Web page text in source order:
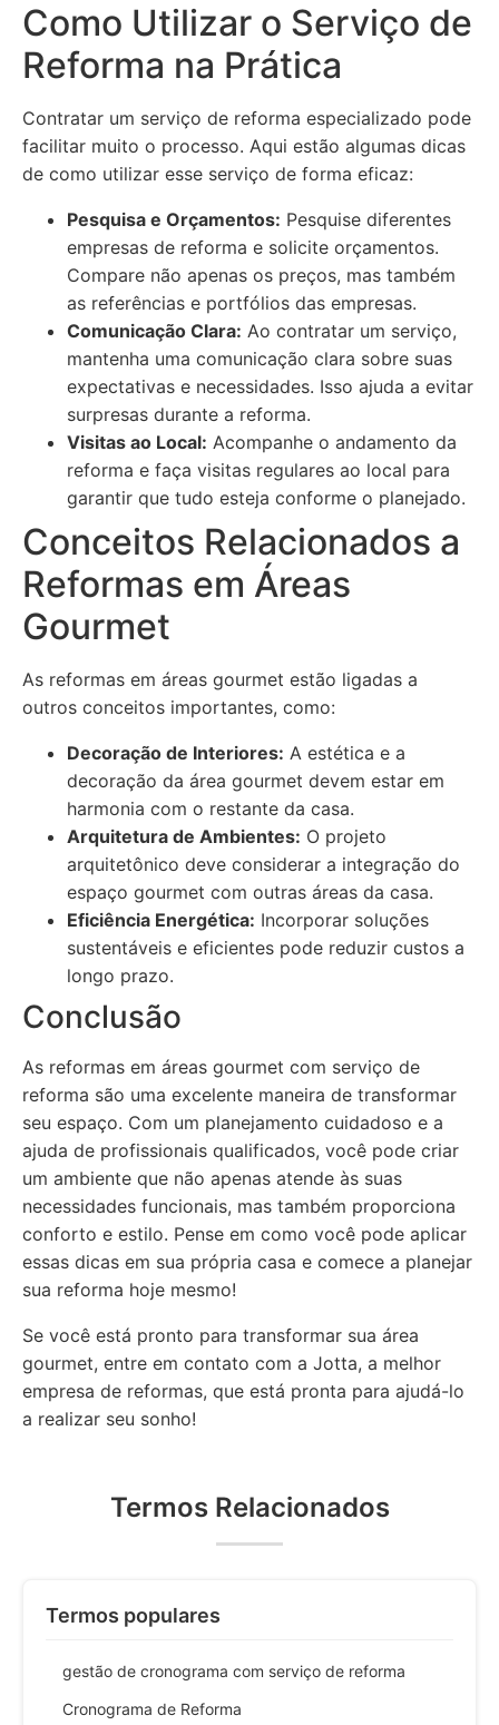
Como Utilizar o Serviço de
Reforma na Prática
Contratar um serviço de reforma especializado pode
facilitar muito o processo. Aqui estão algumas dicas
de como utilizar esse serviço de forma eficaz:
Pesquisa e Orçamentos: Pesquise diferentes
empresas de reforma e solicite orçamentos.
Compare não apenas os preços, mas também
as referências e portfólios das empresas.
Comunicação Clara: Ao contratar um serviço,
mantenha uma comunicação clara sobre suas
expectativas e necessidades. Isso ajuda a evitar
surpresas durante a reforma.
Visitas ao Local: Acompanhe o andamento da
reforma e faça visitas regulares ao local para
garantir que tudo esteja conforme o planejado.
Conceitos Relacionados a
Reformas em Áreas
Gourmet
As reformas em áreas gourmet estão ligadas a
outros conceitos importantes, como:
Decoração de Interiores: A estética e a
decoração da área gourmet devem estar em
harmonia com o restante da casa.
Arquitetura de Ambientes: O projeto
arquitetônico deve considerar a integração do
espaço gourmet com outras áreas da casa.
Eficiência Energética: Incorporar soluções
sustentáveis e eficientes pode reduzir custos a
longo prazo.
Conclusão
As reformas em áreas gourmet com serviço de
reforma são uma excelente maneira de transformar
seu espaço. Com um planejamento cuidadoso e a
ajuda de profissionais qualificados, você pode criar
um ambiente que não apenas atende às suas
necessidades funcionais, mas também proporciona
conforto e estilo. Pense em como você pode aplicar
essas dicas em sua própria casa e comece a planejar
sua reforma hoje mesmo!
Se você está pronto para transformar sua área
gourmet, entre em contato com a Jotta, a melhor
empresa de reformas, que está pronta para ajudá-lo
a realizar seu sonho!
Termos Relacionados
Termos populares
gestão de cronograma com serviço de reforma
Cronograma de Reforma